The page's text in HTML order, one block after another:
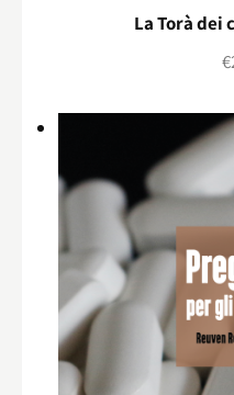
La Torà dei
€